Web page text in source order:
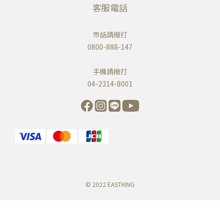
客服電話
市話請撥打
0800-888-147
手機請撥打
04-2314-8001
© 2022 EASTKING